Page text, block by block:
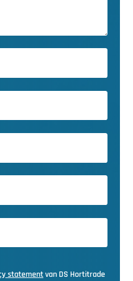
statementvan DS Hortitrade